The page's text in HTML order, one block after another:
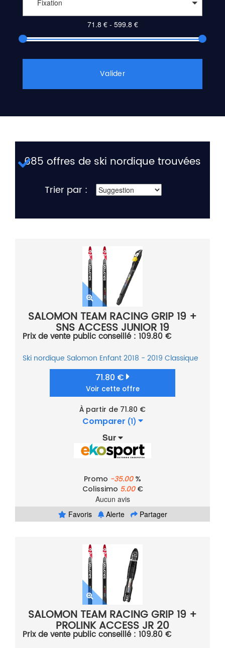
Fixation
Valider
685 offres de ski nordique trouvées
Trier par :
SALOMON TEAM RACING GRIP 19 +
SNS ACCESS JUNIOR 19
Prix de vente public conseillé : 109.80 €
Ski nordique Salomon Enfant2018 - 2019 Classique
71.80 €
Voir cette offre
À partir de 71.80 €
Comparer (1)
Sur
Promo -35.00%
Colissimo 5.00€
Aucun avis
Favoris
Alerte Partager
SALOMON TEAM RACING GRIP 19 +
PROLINK ACCESS JR 20
Prix de vente public conseillé : 109.80 €